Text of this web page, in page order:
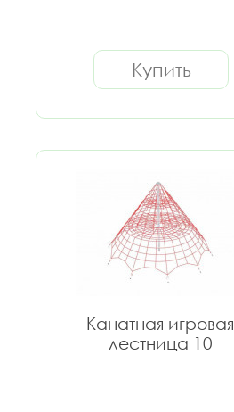
Купить
Канатная игровая
лестница 10